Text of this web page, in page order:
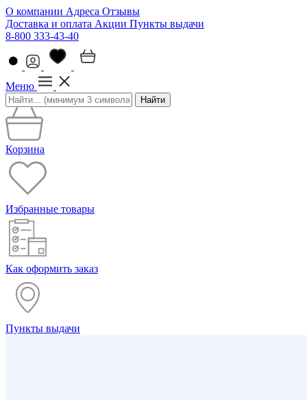
О компании Адреса Отзывы
Доставка и оплата Акции Пункты выдачи
8-800 333-43-40
Меню
Найти
Корзина
Избранные товары
Как оформить заказ
Пункты выдачи